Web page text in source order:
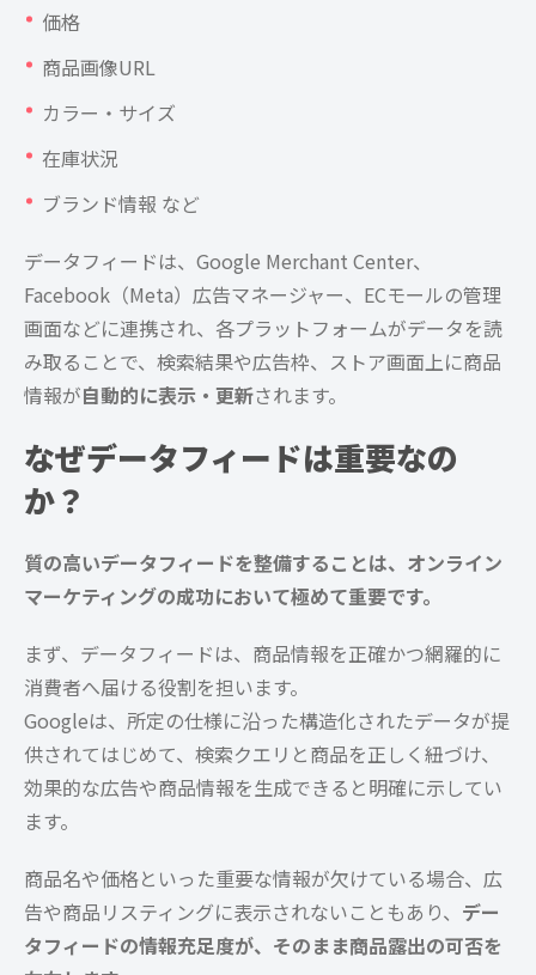
価格
商品画像URL
カラー・サイズ
在庫状況
ブランド情報 など
データフィードは、Google Merchant Center、
Facebook（Meta）広告マネージャー、ECモールの管理
画面などに連携され、各プラットフォームがデータを読
み取ることで、検索結果や広告枠、ストア画面上に商品
情報が自動的に表示・更新されます。
なぜデータフィードは重要なの
か？
質の高いデータフィードを整備することは、オンライン
マーケティングの成功において極めて重要です。
まず、データフィードは、商品情報を正確かつ網羅的に
消費者へ届ける役割を担います。
Googleは、所定の仕様に沿った構造化されたデータが提
供されてはじめて、検索クエリと商品を正しく紐づけ、
効果的な広告や商品情報を生成できると明確に示してい
ます。
商品名や価格といった重要な情報が欠けている場合、広
告や商品リスティングに表示されないこともあり、 デー
タフィードの情報充足度が、そのまま商品露出の可否を